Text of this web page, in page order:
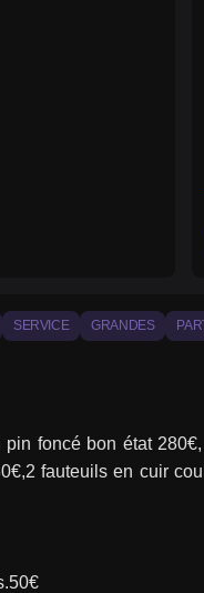
SERVICE GRANDES
foncé bon état
fauteuils en cuir